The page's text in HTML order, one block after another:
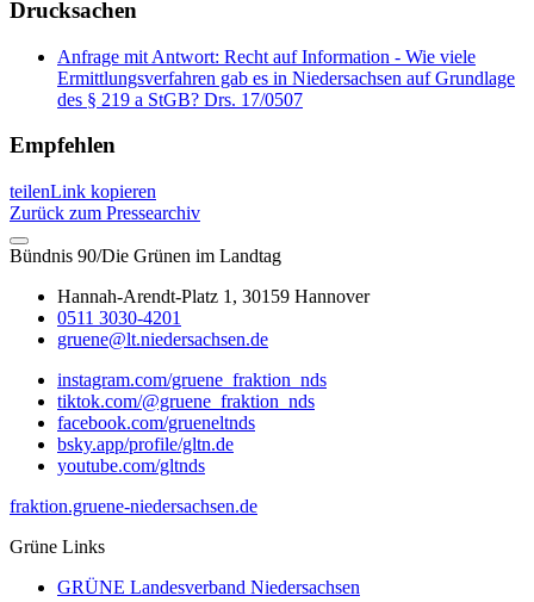
Drucksachen
Anfrage mit Antwort: Recht auf Information - Wie viele
Ermittlungsverfahren gab es in Niedersachsen auf Grundlage
des § 219 a StGB? Drs. 17/0507
Empfehlen
teilenLink kopieren
Zurück zum Pressearchiv
Bündnis 90/Die Grünen im Landtag
Hannah-Arendt-Platz 1, 30159 Hannover
0511 3030-4201
gruene@lt.niedersachsen.de
instagram.com/gruene_fraktion_nds
tiktok.com/@gruene_fraktion_nds
facebook.com/grueneltnds
bsky.app/profile/gltn.de
youtube.com/gltnds
fraktion.gruene-niedersachsen.de
Grüne Links
GRÜNE Landesverband Niedersachsen